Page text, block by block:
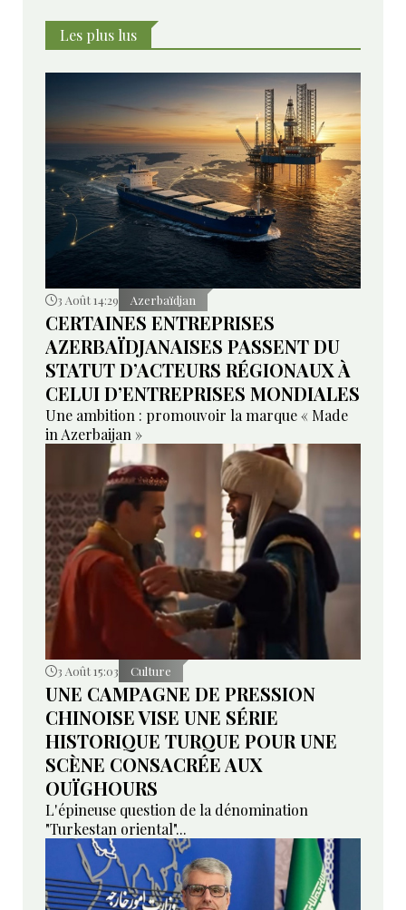
Les plus lus
3 Août 14:29 Azerbaïdjan
CERTAINES ENTREPRISES
AZERBAÏDJANAISES PASSENT DU
STATUT D’ACTEURS RÉGIONAUX À
CELUI D’ENTREPRISES MONDIALES
Une ambition : promouvoir la marque « Made
in Azerbaijan »
3 Août 15:03 Culture
UNE CAMPAGNE DE PRESSION
CHINOISE VISE UNE SÉRIE
HISTORIQUE TURQUE POUR UNE
SCÈNE CONSACRÉE AUX
OUÏGHOURS
L'épineuse question de la dénomination
"Turkestan oriental"...